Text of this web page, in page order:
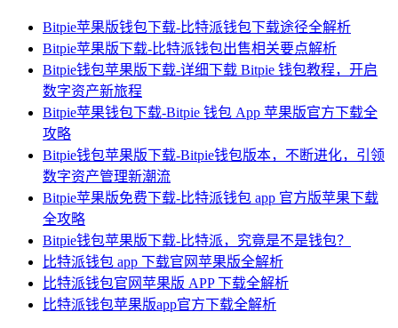
Bitpie苹果版钱包下载-比特派钱包下载途径全解析
Bitpie苹果版下载-比特派钱包出售相关要点解析
Bitpie钱包苹果版下载-详细下载 Bitpie 钱包教程，开启
数字资产新旅程
Bitpie苹果钱包下载-Bitpie 钱包 App 苹果版官方下载全
攻略
Bitpie钱包苹果版下载-Bitpie钱包版本，不断进化，引领
数字资产管理新潮流
Bitpie苹果版免费下载-比特派钱包 app 官方版苹果下载
全攻略
Bitpie钱包苹果版下载-比特派，究竟是不是钱包？
比特派钱包 app 下载官网苹果版全解析
比特派钱包官网苹果版 APP 下载全解析
比特派钱包苹果版app官方下载全解析